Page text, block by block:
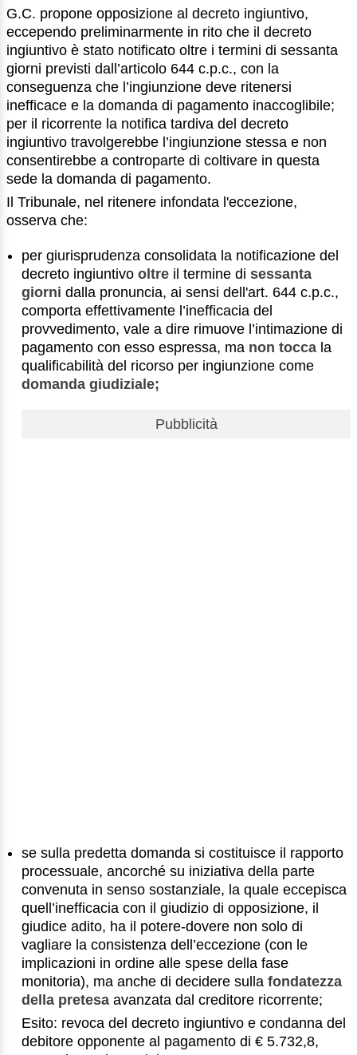
G.C. propone opposizione al decreto ingiuntivo,
eccependo preliminarmente in rito che il decreto
ingiuntivo è stato notificato oltre i termini di sessanta
giorni previsti dall’articolo 644 c.p.c., con la
conseguenza che l’ingiunzione deve ritenersi
inefficace e la domanda di pagamento inaccoglibile;
per il ricorrente la notifica tardiva del decreto
ingiuntivo travolgerebbe l’ingiunzione stessa e non
consentirebbe a controparte di coltivare in questa
sede la domanda di pagamento.
Il Tribunale, nel ritenere infondata l'eccezione,
osserva che:
per giurisprudenza consolidata la notificazione del
decreto ingiuntivo oltre il termine disessanta
giorni dalla pronuncia, ai sensi dell'art. 644 c.p.c.,
comporta effettivamente l’inefficacia del
provvedimento, vale a dire rimuove l’intimazione di
pagamento con esso espressa, ma non tocca la
qualificabilità del ricorso per ingiunzione come
domanda giudiziale;
Pubblicità
se sulla predetta domanda si costituisce il rapporto
processuale, ancorché su iniziativa della parte
convenuta in senso sostanziale, la quale eccepisca
quell’inefficacia con il giudizio di opposizione, il
giudice adito, ha il potere-dovere non solo di
vagliare la consistenza dell’eccezione (con le
implicazioni in ordine alle spese della fase
monitoria), ma anche di decidere sullafondatezza
della pretesa avanzata dal creditore ricorrente;
Esito: revoca del decreto ingiuntivo e condanna del
debitore opponente al pagamento di € 5.732,8,